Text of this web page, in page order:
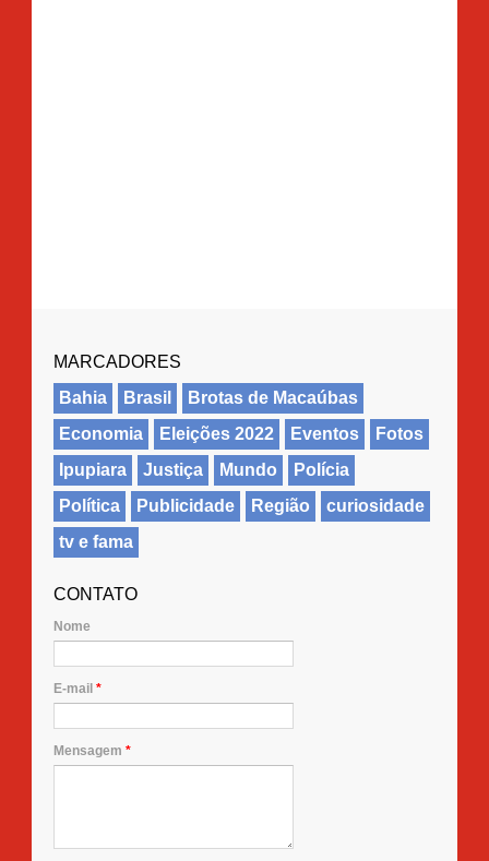
MARCADORES
Bahia
Brasil
Brotas de Macaúbas
Economia
Eleições 2022 Eventos
Fotos
Ipupiara
Justiça Mundo
Polícia
Política
Publicidade Região
curiosidade
tv e fama
CONTATO
Nome
E-mail *
Mensagem *